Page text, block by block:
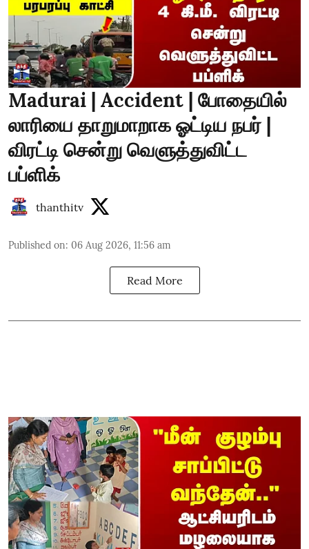
Madurai | Accident | போதையில்
லாரியை தாறுமாறாக ஓட்டிய நபர் |
விரட்டி சென்று வெளுத்துவிட்ட
பப்ளிக்
thanthitv
Published on: 06 Aug 2026, 11:56 am
Read More